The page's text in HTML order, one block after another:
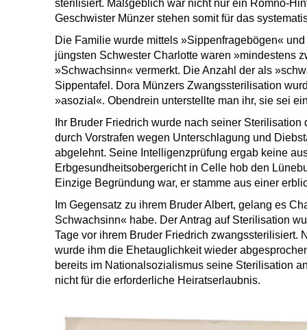
sterilisiert. Maßgeblich war nicht nur ein Romno-
Geschwister Münzer stehen somit für das
Die Familie wurde mittels »Sippenfragebögen«
jüngsten Schwester Charlotte waren »mindestens
»Schwachsinn« vermerkt. Die Anzahl der als
Sippentafel. Dora Münzers Zwangssterilisation
»asozial«. Obendrein unterstellte man ihr, sie sei
Ihr Bruder Friedrich wurde nach seiner
durch Vorstrafen wegen Unterschlagung und
abgelehnt. Seine Intelligenzprüfung ergab keine
Erbgesundheitsobergericht in Celle hob den
Einzige Begründung war, er stamme aus einer
Im Gegensatz zu ihrem Bruder Albert, gelang es
Schwachsinn« habe. Der Antrag auf Sterilisation
Tage vor ihrem Bruder Friedrich zwangssterilisiert.
wurde ihm die Ehetauglichkeit wieder
bereits im Nationalsozialismus seine Sterilisation
nicht für die erforderliche Heiratserlaubnis.